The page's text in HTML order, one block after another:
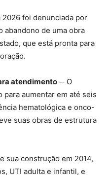
foi denunciada por
abandono de uma obra
que está pronta para
atendimento ─ O
para aumentar em até seis
hematológica e onco-
suas obras de estrutura
sua construção em 2014,
UTI adulta e infantil, e